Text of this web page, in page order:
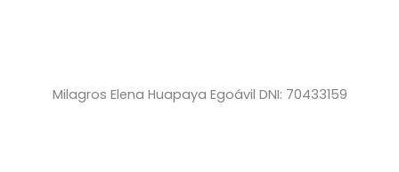
Milagros Elena Huapaya Egoávil DNI: 70433159